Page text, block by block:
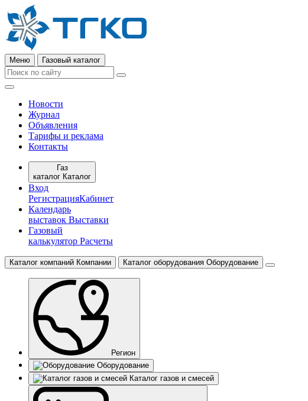
Меню Газовый каталог
Новости
Журнал
Объявления
Тарифы и реклама
Контакты
Газ
каталог Каталог
Вход
РегистрацияКабинет
Календарь
выставок Выставки
Газовый
калькулятор Расчеты
Каталог компаний Компании Каталог оборудования Оборудование
Регион
Оборудование
Каталог газов и смесей